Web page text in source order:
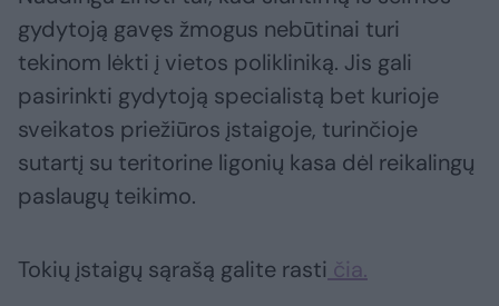
gydytoją gavęs žmogus nebūtinai turi
tekinom lėkti į vietos polikliniką. Jis gali
pasirinkti gydytoją specialistą bet kurioje
sveikatos priežiūros įstaigoje, turinčioje
sutartį su teritorine ligonių kasa dėl reikalingų
paslaugų teikimo.
Tokių įstaigų sąrašą galite rasti čia.